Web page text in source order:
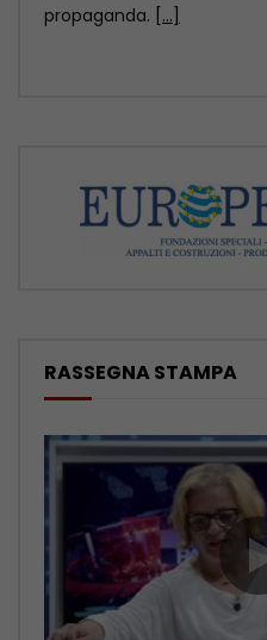
II e il
RASSEGNA STAMPA